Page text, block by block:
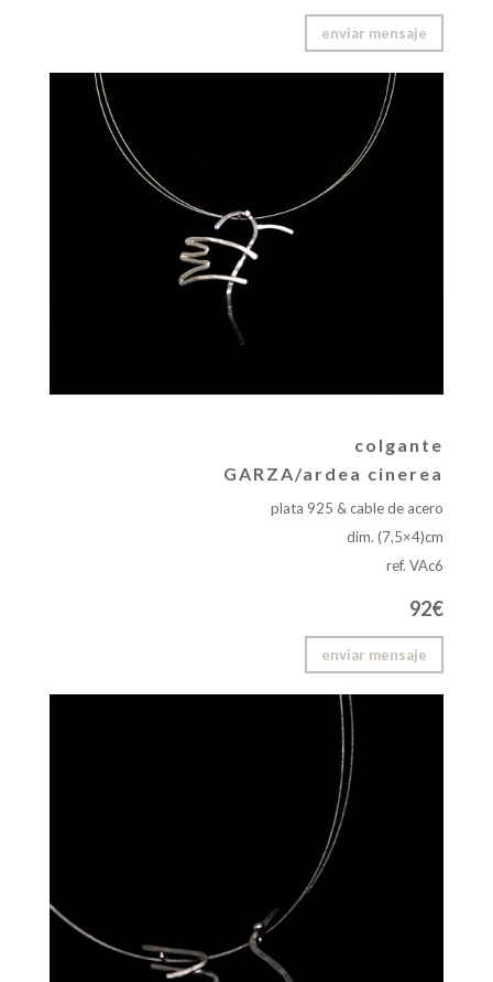
enviar mensaje
colgante
GARZA/ardea cinerea
plata 925 & cable de acero
dim. (7,5×4)cm
ref. VAc6
92€
enviar mensaje